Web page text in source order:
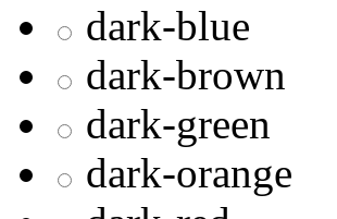
dark-blue
dark-brown
dark-green
dark-orange